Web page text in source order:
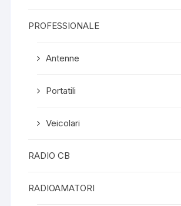
PROFESSIONALE
Antenne
Portatili
Veicolari
RADIO CB
RADIOAMATORI